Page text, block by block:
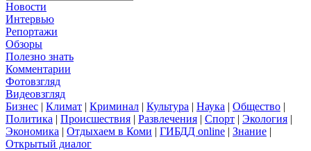
Новости
Интервью
Репортажи
Обзоры
Полезно знать
Комментарии
Фотовзгляд
Видеовзгляд
Бизнес | Климат | Криминал | Культура | Наука | Общество |
Политика | Происшествия | Развлечения | Спорт | Экология |
Экономика | Отдыхаем в Коми | ГИБДД online | Знание |
Открытый диалог